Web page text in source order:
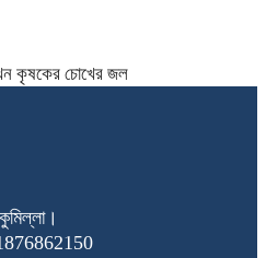
কৃষকের চোখের জল